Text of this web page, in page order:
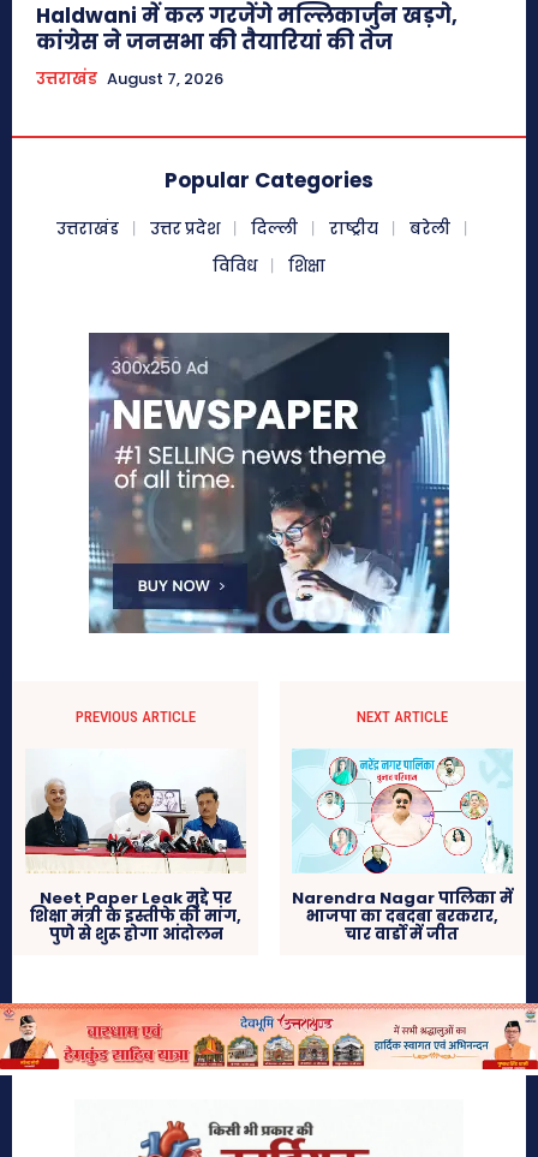
Haldwani में कल गरजेंगे मल्लिकार्जुन खड़गे,
कांग्रेस ने जनसभा की तैयारियां की तेज
उत्तराखंड August 7, 2026
Popular Categories
उत्तराखंड उत्तर प्रदेश दिल्ली राष्ट्रीय
बरेली
विविध
शिक्षा
PREVIOUS ARTICLE
Neet Paper Leak मुद्दे पर
शिक्षा मंत्री के इस्तीफे की मांग,
पुणे से शुरू होगा आंदोलन
NEXT ARTICLE
Narendra Nagar पालिका में
भाजपा का दबदबा बरकरार,
चार वार्डों में जीत